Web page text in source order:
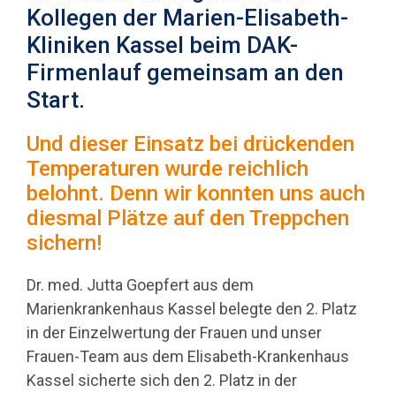
Kollegen der Marien-Elisabeth-
Kliniken Kassel beim DAK-
Firmenlauf gemeinsam an den
Start.
Und dieser Einsatz bei drückenden
Temperaturen wurde reichlich
belohnt. Denn wir konnten uns auch
diesmal Plätze auf den Treppchen
sichern!
Dr. med. Jutta Goepfert aus dem
Marienkrankenhaus Kassel belegte den 2. Platz
in der Einzelwertung der Frauen und unser
Frauen-Team aus dem Elisabeth-Krankenhaus
Kassel sicherte sich den 2. Platz in der